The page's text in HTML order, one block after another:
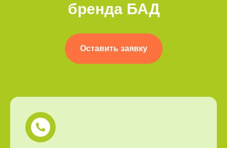
бренда БАД
Оставить заявку